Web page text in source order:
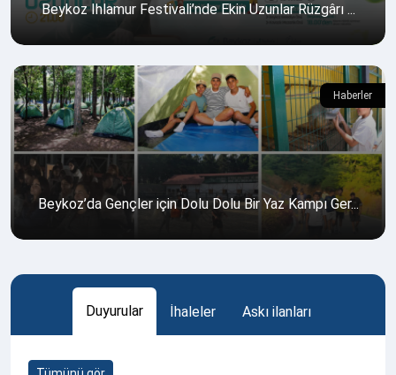
Beykoz Ihlamur Festivali’nde Ekin Uzunlar Rüzgârı ...
Beykoz’da Gençler için Dolu Dolu Bir Yaz Kampı Ger...
Haberler
Duyurular İhaleler Askı ilanları